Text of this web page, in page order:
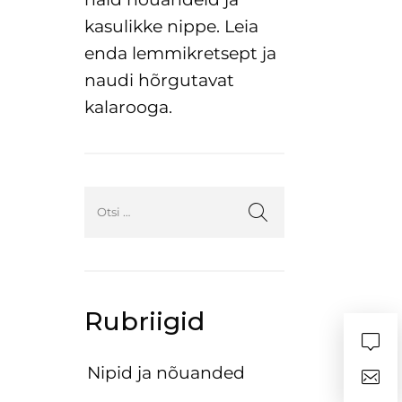
kasulikke nippe. Leia
enda lemmikretsept ja
naudi hõrgutavat
kalarooga.
Rubriigid
Nipid ja nõuanded